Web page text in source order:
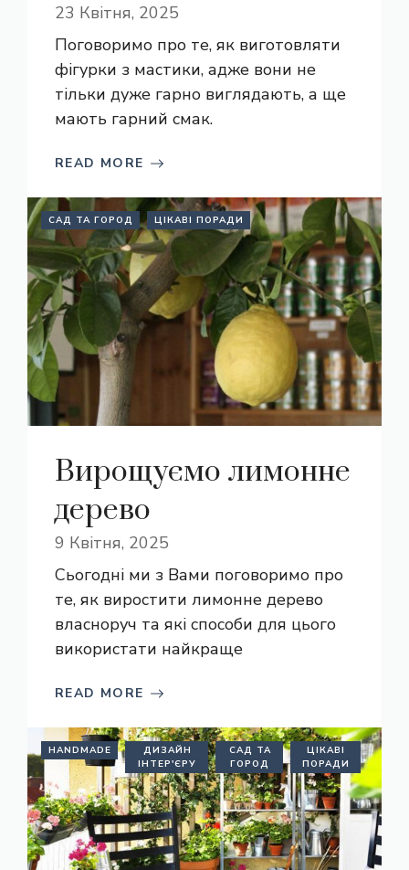
23 Квітня, 2025
Поговоримо про те, як виготовляти
фігурки з мастики, адже вони не
тільки дуже гарно виглядають, а ще
мають гарний смак.
READ MORE
САД ТА ГОРОД ЦІКАВІ ПОРАДИ
Вирощуємо лимонне
дерево
9 Квітня, 2025
Сьогодні ми з Вами поговоримо про
те, як виростити лимонне дерево
власноруч та які способи для цього
використати найкраще
READ MORE
HANDMADE
ДИЗАЙН
ІНТЕР'ЄРУ
САД ТА
ГОРОД
ЦІКАВІ
ПОРАДИ